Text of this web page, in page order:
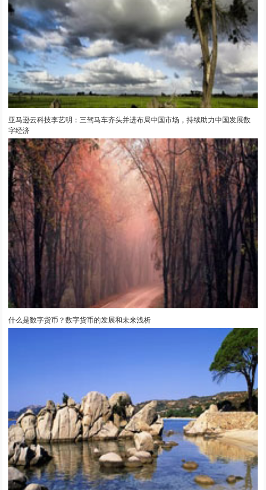
亚马逊云科技李艺明：三驾马车齐头并进布局中国市场，持续助力中国发展数
字经济
什么是数字货币？数字货币的发展和未来浅析